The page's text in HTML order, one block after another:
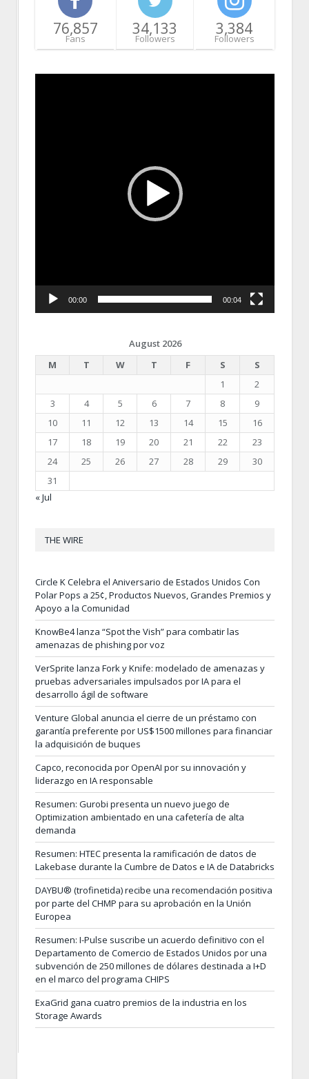
76,857
Fans
34,133
Followers
3,384
Followers
00:00 00:04
August 2026
M
T W T F S
S
1
2
3
4 5 6 7 8
9
10
11 12 13 14 15
16
17
18 19 20 21 22
23
24
25 26 27 28 29
30
31
« Jul
THE WIRE
Circle K Celebra el Aniversario de Estados Unidos Con
Polar Pops a 25¢, Productos Nuevos, Grandes Premios y
Apoyo a la Comunidad
KnowBe4 lanza “Spot the Vish” para combatir las
amenazas de phishing por voz
VerSprite lanza Fork y Knife: modelado de amenazas y
pruebas adversariales impulsados por IA para el
desarrollo ágil de software
Venture Global anuncia el cierre de un préstamo con
garantía preferente por US$1500 millones para financiar
la adquisición de buques
Capco, reconocida por OpenAI por su innovación y
liderazgo en IA responsable
Resumen: Gurobi presenta un nuevo juego de
Optimization ambientado en una cafetería de alta
demanda
Resumen: HTEC presenta la ramificación de datos de
Lakebase durante la Cumbre de Datos e IA de Databricks
DAYBU® (trofinetida) recibe una recomendación positiva
por parte del CHMP para su aprobación en la Unión
Europea
Resumen: I-Pulse suscribe un acuerdo definitivo con el
Departamento de Comercio de Estados Unidos por una
subvención de 250 millones de dólares destinada a I+D
en el marco del programa CHIPS
ExaGrid gana cuatro premios de la industria en los
Storage Awards